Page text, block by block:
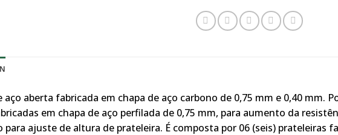
aço aberta fabricada em chapa de aço carbono de 0,75 mm e 0,40 mm.
em chapa de aço perfilada de 0,75 mm, para aumento da
para ajuste de altura de prateleira. É composta por 06 (seis) prateleiras